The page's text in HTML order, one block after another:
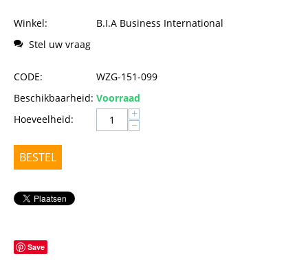
Winkel:
B.I.A Business International
Stel uw vraag
CODE:
WZG-151-099
Beschikbaarheid: Voorraad
Hoeveelheid:
+
−
BESTEL
Save